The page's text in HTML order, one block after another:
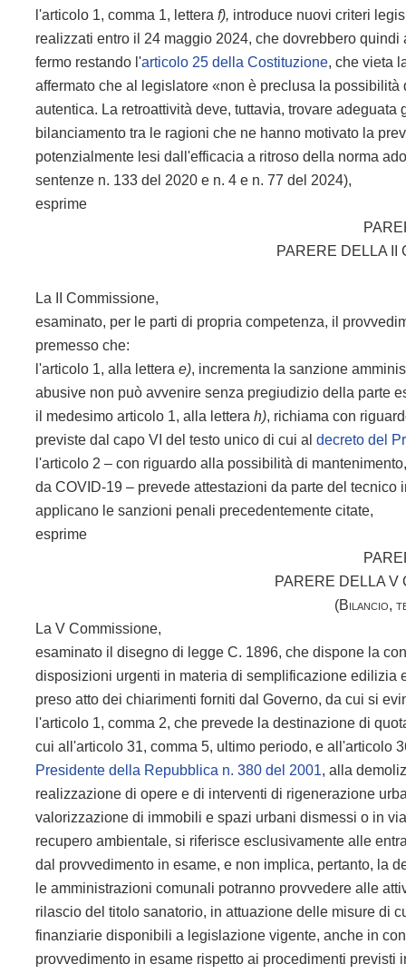
l'articolo 1, comma 1, letteraf), introduce nuovi criteri
realizzati entro il 24 maggio 2024, che dovrebbero quindi
fermo restando l'articolo 25 della Costituzione, che vieta
affermato che al legislatore «non è preclusa la
autentica. La retroattività deve, tuttavia, trovare
bilanciamento tra le ragioni che ne hanno motivato la
potenzialmente lesi dall'efficacia a ritroso della norma
sentenze n. 133 del 2020 e n. 4 e n. 77 del 2024),
esprime
PARERE DELLA II
La II Commissione,
esaminato, per le parti di propria competenza, il
premesso che:
l'articolo 1, alla letterae), incrementa la sanzione
abusive non può avvenire senza pregiudizio della parte
il medesimo articolo 1, alla letterah), richiama con
previste dal capo VI del testo unico di cui aldecreto del
l'articolo 2 – con riguardo alla possibilità di
da COVID-19 – prevede attestazioni da parte del tecnico
applicano le sanzioni penali precedentemente citate,
esprime
PARERE DELLA V
(Bilancio,
La V Commissione,
esaminato il disegno di legge C. 1896, che dispone la
disposizioni urgenti in materia di semplificazione edilizia
preso atto dei chiarimenti forniti dal Governo, da cui si
l'articolo 1, comma 2, che prevede la destinazione di
cui all'articolo 31, comma 5, ultimo periodo, e all'articolo
Presidente della Repubblica n. 380 del 2001, alla
realizzazione di opere e di interventi di rigenerazione
valorizzazione di immobili e spazi urbani dismessi o in
recupero ambientale, si riferisce esclusivamente alle
dal provvedimento in esame, e non implica, pertanto, la
le amministrazioni comunali potranno provvedere alle
rilascio del titolo sanatorio, in attuazione delle misure di
finanziarie disponibili a legislazione vigente, anche in
provvedimento in esame rispetto ai procedimenti previsti